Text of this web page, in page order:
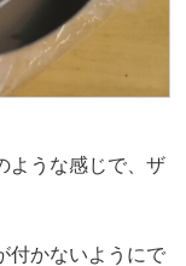
ような感じで、ザ
付かないようにで